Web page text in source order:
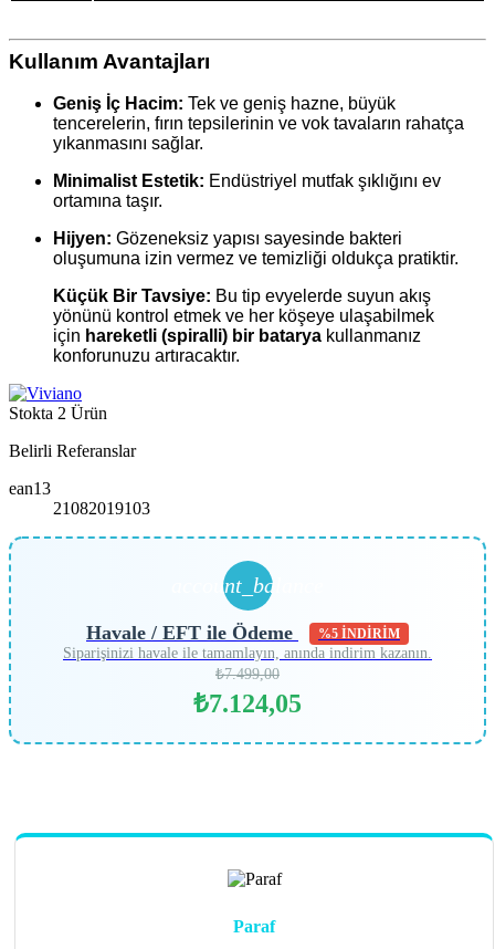
Kullanım Avantajları
Geniş İç Hacim: Tek ve geniş hazne, büyük
tencerelerin, fırın tepsilerinin ve vok tavaların rahatça
yıkanmasını sağlar.
Minimalist Estetik: Endüstriyel mutfak şıklığını ev
ortamına taşır.
Hijyen: Gözeneksiz yapısı sayesinde bakteri
oluşumuna izin vermez ve temizliği oldukça pratiktir.
Küçük Bir Tavsiye: Bu tip evyelerde suyun akış
yönünü kontrol etmek ve her köşeye ulaşabilmek
için hareketli (spiralli) bir batarya kullanmanız
konforunuzu artıracaktır.
Stokta 2 Ürün
Belirli Referanslar
ean13
21082019103
account_balance
Havale / EFT ile Ödeme %5 İNDİRİM
Siparişinizi havale ile tamamlayın, anında indirim kazanın.
₺7.499,00
₺7.124,05
Paraf